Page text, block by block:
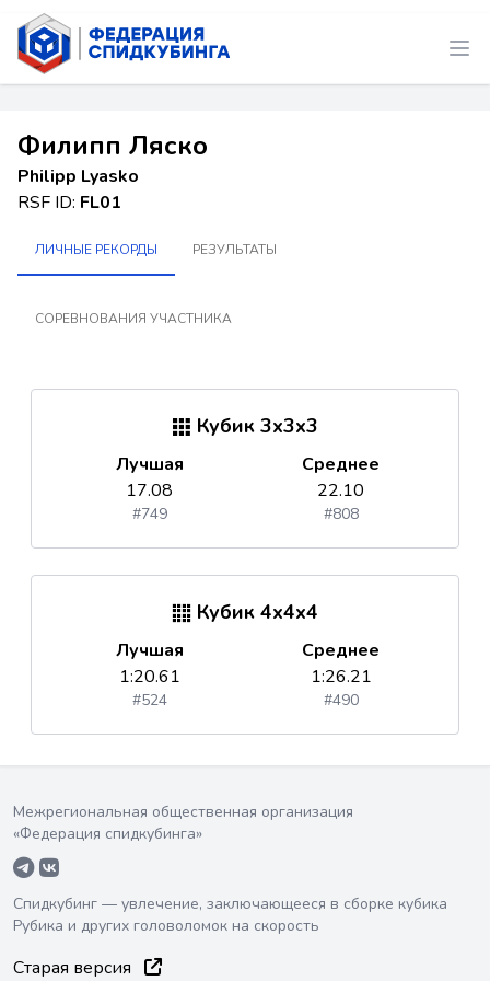
Филипп Ляско
Philipp Lyasko
RSF ID: FL01
ЛИЧНЫЕ РЕКОРДЫ РЕЗУЛЬТАТЫ
СОРЕВНОВАНИЯ УЧАСТНИКА
Кубик 3x3x3
Лучшая
17.08
#749
Среднее
22.10
#808
Кубик 4x4x4
Лучшая
1:20.61
#524
Среднее
1:26.21
#490
Межрегиональная общественная организация
«Федерация спидкубинга»
Спидкубинг — увлечение, заключающееся в сборке кубика
Рубика и других головоломок на скорость
Старая версия